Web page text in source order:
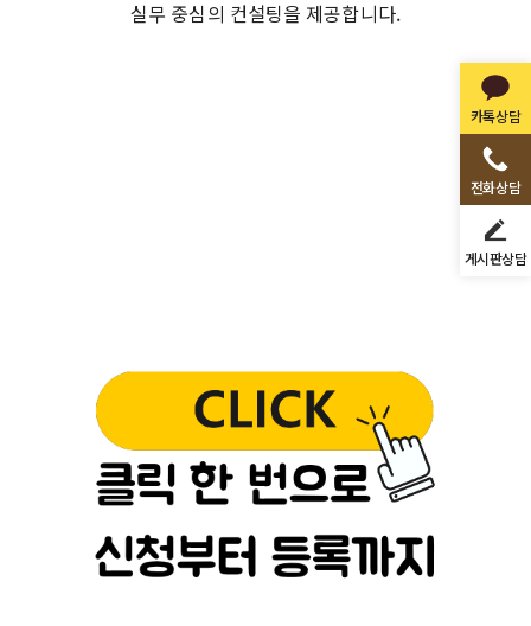
카톡상담
전화상담
게시판상담
실무 중심의 컨설팅을 제공합니다.